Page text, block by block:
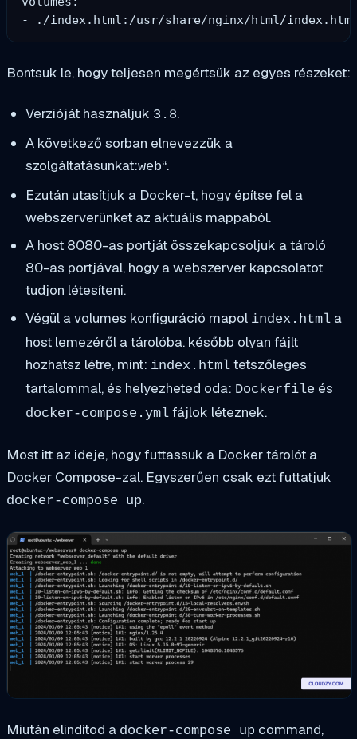
- ./index.html:/usr/share/nginx/html/
Bontsuk le, hogy teljesen megértsük az egyes részeket:
Verzióját használjuk 3.8.
A következő sorban elnevezzük a
szolgáltatásunkat:web“.
Ezután utasítjuk a Docker-t, hogy építse fel a
webszerverünket az aktuális mappaból.
A host 8080-as portját összekapcsoljuk a tároló
80-as portjával, hogy a webszerver kapcsolatot
tudjon létesíteni.
Végül a volumes konfiguráció mapol index.htmla
host lemezéről a tárolóba. később olyan fájlt
hozhatsz létre, mint: index.htmltetszőleges
tartalommal, és helyezheted oda: Dockerfile és
docker-compose.ymlfájlok léteznek.
Most itt az ideje, hogy futtassuk a Docker tárolót a
Docker Compose-zal. Egyszerűen csak ezt futtatjuk
docker-compose up.
Miután elindítod a docker-compose up command,